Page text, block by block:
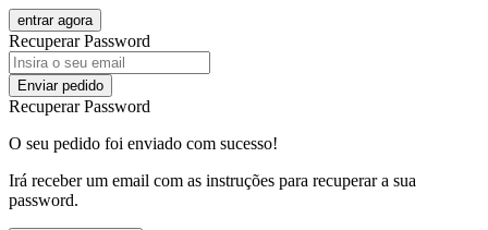
entrar agora
Recuperar Password
Enviar pedido
Recuperar Password
O seu pedido foi enviado com sucesso!
Irá receber um email com as instruções para recuperar a sua
password.